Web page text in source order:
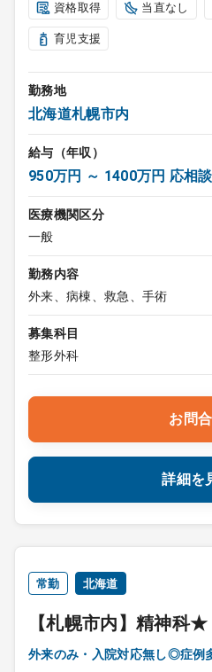
資格取得 当直なし
育児支援
勤務地
北海道札幌市内
給与（年収）
950万円 ～ 1400万円 応相談
医療機関区分
一般
勤務内容
外来、病棟、救急、手術
募集科目
整形外科
お問
詳細を
常勤 北海道
【札幌市内】精神科★
外来のみ・入院対応無し◎症